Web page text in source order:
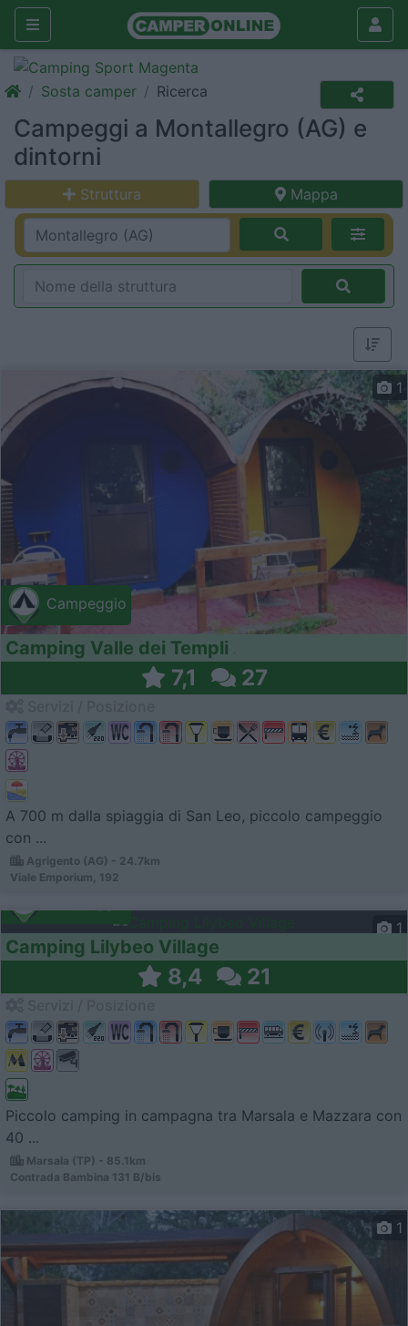
Sosta camper Ricerca
Campeggi a Montallegro (AG) e
dintorni
Struttura Mappa
Campeggio
1
Camping Valle dei Templi
7,1 27
A 700 m dalla spiaggia di San Leo, piccolo campeggio
con ...
Agrigento (AG) - 24.7km
Viale Emporium, 192
1
Camping Lilybeo Village
8,4 21
Piccolo camping in campagna tra Marsala e Mazzara con
40 ...
Marsala (TP) - 85.1km
Contrada Bambina 131 B/bis
1